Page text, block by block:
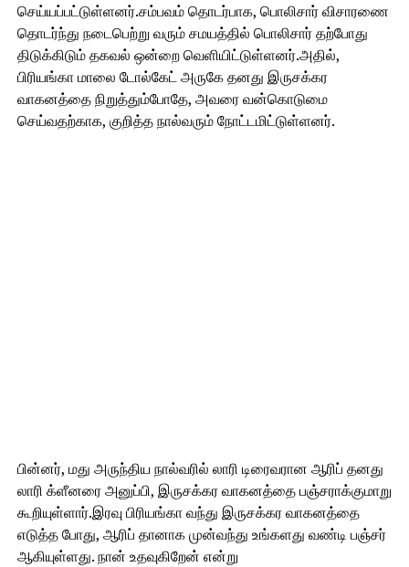
செய்யப்பட்டுள்ளனர்.சம்பவம் தொடர்பாக, பொலிசார் விசாரணை
தொடர்ந்து நடைபெற்று வரும் சமயத்தில் பொலிசார் தற்போது
திடுக்கிடும் தகவல் ஒன்றை வெளியிட்டுள்ளனர்.அதில்,
பிரியங்கா மாலை டோல்கேட் அருகே தனது இருசக்கர
வாகனத்தை நிறுத்தும்போதே, அவரை வன்கொடுமை
செய்வதற்காக, குறித்த நால்வரும் நோட்டமிட்டுள்ளனர்.
பின்னர், மது அருந்திய நால்வரில் லாரி டிரைவரான ஆரிப் தனது
லாரி க்ளீனரை அனுப்பி, இருசக்கர வாகனத்தை பஞ்சராக்குமாறு
கூறியுள்ளார்.இரவு பிரியங்கா வந்து இருசக்கர வாகனத்தை
எடுத்த போது, ஆரிப் தானாக முன்வந்து உங்களது வண்டி பஞ்சர்
ஆகியுள்ளது. நான் உதவுகிறேன் என்று